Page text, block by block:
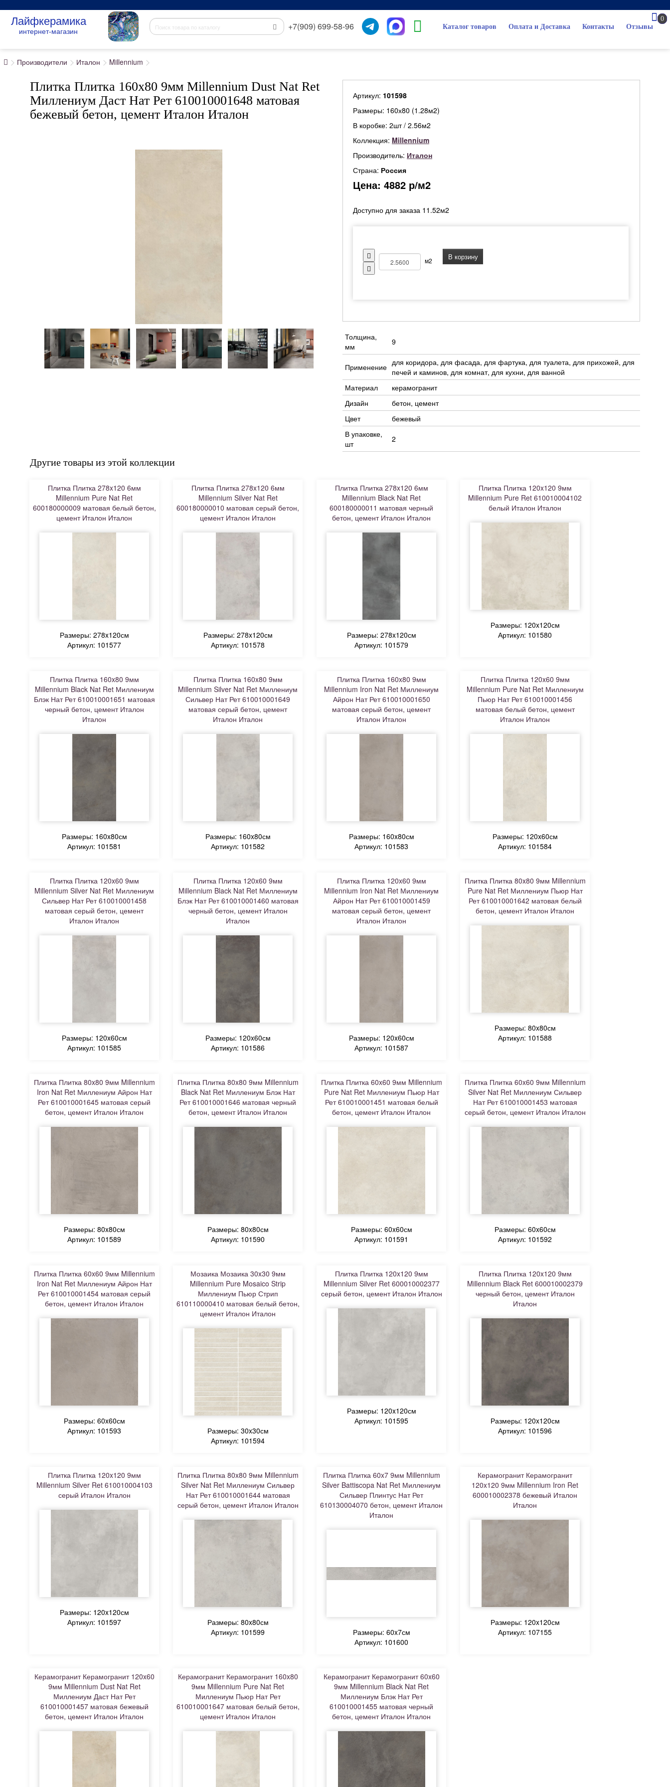
Лайфкерамика
интернет-магазин +7(909) 699-58-96 Каталог товаров Оплата и Доставка Контакты Отзывы
0
Производители Италон Millennium
Плитка Плитка 160x80 9мм Millennium Dust Nat Ret
Миллениум Даст Нат Рет 610010001648 матовая
бежевый бетон, цемент Италон Италон
Артикул: 101598
Размеры: 160х80 (1.28м2)
В коробке: 2шт / 2.56м2
Коллекция: Millennium
Производитель: Италон
Страна: Россия
Цена: 4882 р/м2
Доступно для заказа 11.52м2
м2 В корзину
Толщина,
мм
9
Применение для коридора, для фасада, для фартука, для туалета, для прихожей, для
печей и каминов, для комнат, для кухни, для ванной
Материал
керамогранит
Дизайн
бетон, цемент
Цвет
бежевый
В упаковке,
шт
2
Другие товары из этой коллекции
Плитка Плитка 278x120 6мм
Millennium Pure Nat Ret
600180000009 матовая белый бетон,
цемент Италон Италон
Размеры: 278x120см
Артикул: 101577
Плитка Плитка 278x120 6мм
Millennium Silver Nat Ret
600180000010 матовая серый бетон,
цемент Италон Италон
Размеры: 278x120см
Артикул: 101578
Плитка Плитка 278x120 6мм
Millennium Black Nat Ret
600180000011 матовая черный
бетон, цемент Италон Италон
Размеры: 278x120см
Артикул: 101579
Плитка Плитка 120x120 9мм
Millennium Pure Ret 610010004102
белый Италон Италон
Размеры: 120x120см
Артикул: 101580
Плитка Плитка 160x80 9мм
Millennium Black Nat Ret Миллениум
Блэк Нат Рет 610010001651 матовая
черный бетон, цемент Италон
Италон
Размеры: 160x80см
Артикул: 101581
Плитка Плитка 160x80 9мм
Millennium Silver Nat Ret Миллениум
Сильвер Нат Рет 610010001649
матовая серый бетон, цемент
Италон Италон
Размеры: 160x80см
Артикул: 101582
Плитка Плитка 160x80 9мм
Millennium Iron Nat Ret Миллениум
Айрон Нат Рет 610010001650
матовая серый бетон, цемент
Италон Италон
Размеры: 160x80см
Артикул: 101583
Плитка Плитка 120x60 9мм
Millennium Pure Nat Ret Миллениум
Пьюр Нат Рет 610010001456
матовая белый бетон, цемент
Италон Италон
Размеры: 120x60см
Артикул: 101584
Плитка Плитка 120x60 9мм
Millennium Silver Nat Ret Миллениум
Сильвер Нат Рет 610010001458
матовая серый бетон, цемент
Италон Италон
Размеры: 120x60см
Артикул: 101585
Плитка Плитка 120x60 9мм
Millennium Black Nat Ret Миллениум
Блэк Нат Рет 610010001460 матовая
черный бетон, цемент Италон
Италон
Размеры: 120x60см
Артикул: 101586
Плитка Плитка 120x60 9мм
Millennium Iron Nat Ret Миллениум
Айрон Нат Рет 610010001459
матовая серый бетон, цемент
Италон Италон
Размеры: 120x60см
Артикул: 101587
Плитка Плитка 80x80 9мм Millennium
Pure Nat Ret Миллениум Пьюр Нат
Рет 610010001642 матовая белый
бетон, цемент Италон Италон
Размеры: 80x80см
Артикул: 101588
Плитка Плитка 80x80 9мм Millennium
Iron Nat Ret Миллениум Айрон Нат
Рет 610010001645 матовая серый
бетон, цемент Италон Италон
Размеры: 80x80см
Артикул: 101589
Плитка Плитка 80x80 9мм Millennium
Black Nat Ret Миллениум Блэк Нат
Рет 610010001646 матовая черный
бетон, цемент Италон Италон
Размеры: 80x80см
Артикул: 101590
Плитка Плитка 60x60 9мм Millennium
Pure Nat Ret Миллениум Пьюр Нат
Рет 610010001451 матовая белый
бетон, цемент Италон Италон
Размеры: 60x60см
Артикул: 101591
Плитка Плитка 60x60 9мм Millennium
Silver Nat Ret Миллениум Сильвер
Нат Рет 610010001453 матовая
серый бетон, цемент Италон Италон
Размеры: 60x60см
Артикул: 101592
Плитка Плитка 60x60 9мм Millennium
Iron Nat Ret Миллениум Айрон Нат
Рет 610010001454 матовая серый
бетон, цемент Италон Италон
Размеры: 60x60см
Артикул: 101593
Мозаика Мозаика 30x30 9мм
Millennium Pure Mosaico Strip
Миллениум Пьюр Стрип
610110000410 матовая белый бетон,
цемент Италон Италон
Размеры: 30x30см
Артикул: 101594
Плитка Плитка 120x120 9мм
Millennium Silver Ret 600010002377
серый бетон, цемент Италон Италон
Размеры: 120x120см
Артикул: 101595
Плитка Плитка 120x120 9мм
Millennium Black Ret 600010002379
черный бетон, цемент Италон
Италон
Размеры: 120x120см
Артикул: 101596
Плитка Плитка 120x120 9мм
Millennium Silver Ret 610010004103
серый Италон Италон
Размеры: 120x120см
Артикул: 101597
Плитка Плитка 80x80 9мм Millennium
Silver Nat Ret Миллениум Сильвер
Нат Рет 610010001644 матовая
серый бетон, цемент Италон Италон
Размеры: 80x80см
Артикул: 101599
Плитка Плитка 60x7 9мм Millennium
Silver Battiscopa Nat Ret Миллениум
Сильвер Плинтус Нат Рет
610130004070 бетон, цемент Италон
Италон
Размеры: 60x7см
Артикул: 101600
Керамогранит Керамогранит
120x120 9мм Millennium Iron Ret
600010002378 бежевый Италон
Италон
Размеры: 120x120см
Артикул: 107155
Керамогранит Керамогранит 120x60
9мм Millennium Dust Nat Ret
Миллениум Даст Нат Рет
610010001457 матовая бежевый
бетон, цемент Италон Италон
Керамогранит Керамогранит 160x80
9мм Millennium Pure Nat Ret
Миллениум Пьюр Нат Рет
610010001647 матовая белый бетон,
цемент Италон Италон
Керамогранит Керамогранит 60x60
9мм Millennium Black Nat Ret
Миллениум Блэк Нат Рет
610010001455 матовая черный
бетон, цемент Италон Италон